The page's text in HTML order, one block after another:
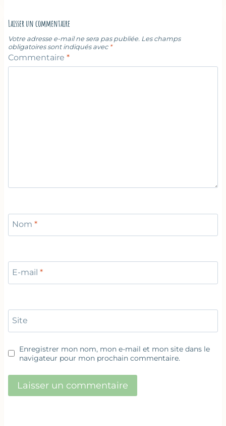
Laisser un commentaire
Votre adresse e-mail ne sera pas publiée. Les champs
obligatoires sont indiqués avec *
Commentaire *
Nom *
E-mail *
Site
Enregistrer mon nom, mon e-mail et mon site dans le
navigateur pour mon prochain commentaire.